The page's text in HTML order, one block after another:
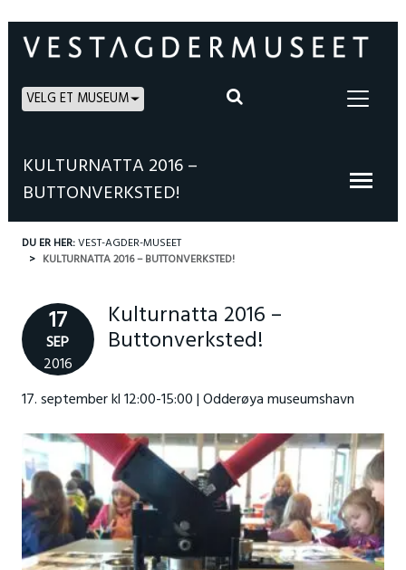
VELG ET MUSEUM
KULTURNATTA 2016 –
BUTTONVERKSTED!
DU ER HER:VEST-AGDER-MUSEET
KULTURNATTA 2016 – BUTTONVERKSTED!
17
SEP
2016
Kulturnatta 2016 –
Buttonverksted!
17. september kl 12:00-15:00 | Odderøya museumshavn